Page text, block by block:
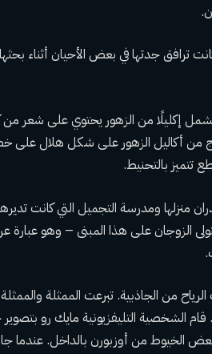
كانت ترافق جدتها في بعض الأحيان
إكليلًا من الزهور يحتوي على شعر من
زوج من أكاليل الزهور على شكل هلال
بالتحنيط.
منزلها ومدرسة التجميل التي كانت
الزوجان على هذا المبنى – وهو
من الجاذبية. تبرعت الممثلة
الخيوط من أوزبورن بالداخل. عندما